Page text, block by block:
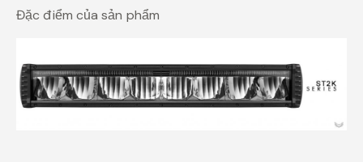
Đặc điểm của sản phẩm